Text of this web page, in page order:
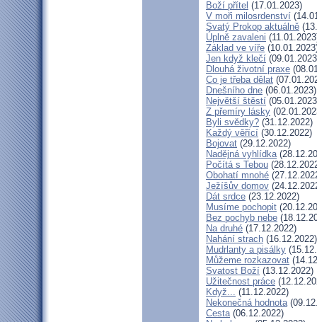
Boží přítel (17.01.2023)
V moři milosrdenství
Svatý Prokop aktuálně
Úplně zavaleni
Základ ve víře
Jen když klečí
Dlouhá životní praxe
Co je třeba dělat
Dnešního dne (06.01.2023)
Největší štěstí
Z přemíry lásky
Byli svědky? (31.12.2022)
Každý věřící (30.12.2022)
Bojovat (29.12.2022)
Nadějná vyhlídka
Počítá s Tebou
Obohatí mnohé
Ježíšův domov
Dát srdce (23.12.2022)
Musíme pochopit
Bez pochyb nebe
Na druhé (17.12.2022)
Nahání strach (16.12.2022)
Mudrlanty a pisálky
Můžeme rozkazovat
Svatost Boží (13.12.2022)
Užitečnost práce
Když... (11.12.2022)
Nekonečná hodnota
Cesta(06.12.2022)